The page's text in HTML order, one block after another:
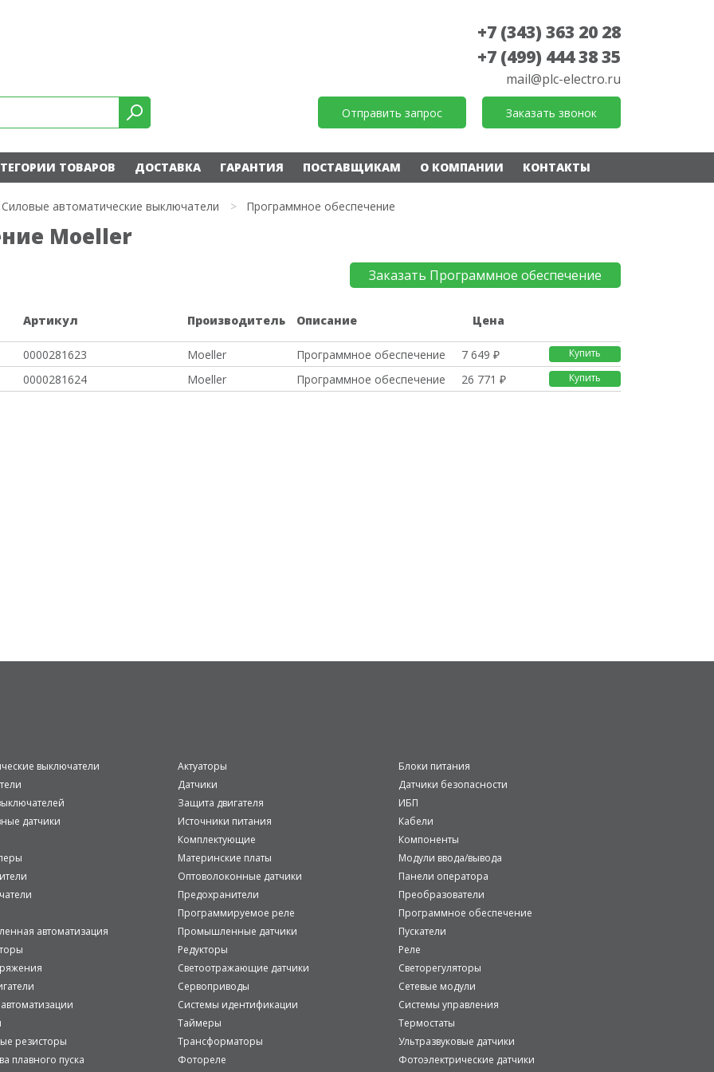
+7 (343) 363 20 28
+7 (499) 444 38 35
mail@plc-electro.ru
Отправить запрос Заказать звонок
ТОВАРОВ ДОСТАВКА ГАРАНТИЯ ПОСТАВЩИКАМ О КОМПАНИИ КОНТАКТЫ
Силовые автоматические выключатели > Программное обеспечение
Moeller
Заказать Программное обеспечение
Артикул Производитель Описание Цена
0000281623 Moeller Программное обеспечение 7 649 ₽ Купить
0000281624 Moeller Программное обеспечение 26 771 ₽ Купить
выключатели Актуаторы
Блоки питания
Датчики
Датчики безопасности
Защита двигателя
ИБП
датчики
Источники питания
Кабели
Комплектующие
Компоненты
Материнские платы
Модули ввода/вывода
Оптоволоконные датчики
Панели оператора
Предохранители
Преобразователи
Программируемое реле
Программное обеспечение
автоматизация
Промышленные датчики
Пускатели
Редукторы
Реле
Светоотражающие датчики
Светорегуляторы
Сервоприводы
Сетевые модули
Системы идентификации
Системы управления
Таймеры
Термостаты
резисторы
Трансформаторы
Ультразвуковые датчики
плавного пуска
Фотореле
Фотоэлектрические датчики